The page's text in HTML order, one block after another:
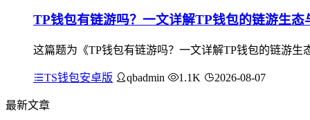
TP钱包有链游吗？一文详解TP钱包的链游生态
这篇题为《TP钱包有链游吗？一文详解TP钱包的链游
TS钱包安卓版 qbadmin 1.1K 2026-08-07
最新文章